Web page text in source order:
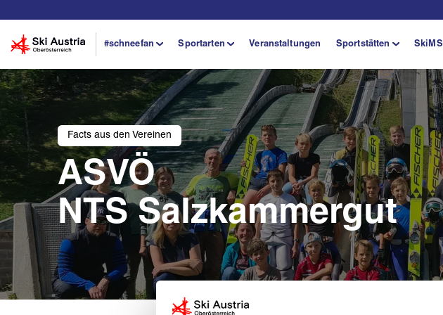
#schneefan Sportarten Veranstaltungen Sportstätten SkiMS
Facts aus den Vereinen
ASVÖ
NTS Salzkammergut